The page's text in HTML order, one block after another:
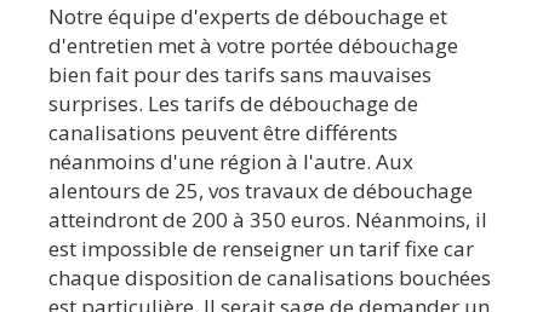
Notre équipe d'experts de débouchage et
d'entretien met à votre portée débouchage
bien fait pour des tarifs sans mauvaises
surprises. Les tarifs de débouchage de
canalisations peuvent être différents
néanmoins d'une région à l'autre. Aux
alentours de 25, vos travaux de débouchage
atteindront de 200 à 350 euros. Néanmoins, il
est impossible de renseigner un tarif fixe car
chaque disposition de canalisations bouchées